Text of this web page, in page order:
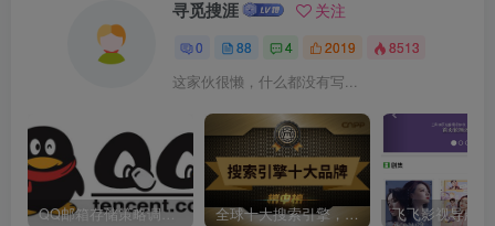
寻觅搜涯 关注
0 88 4 2019 8513
这家伙很懒，什么都没有写...
QQ邮箱存储策略调整：最大免费容量16G 全球十大搜索引擎，百度仅排第三